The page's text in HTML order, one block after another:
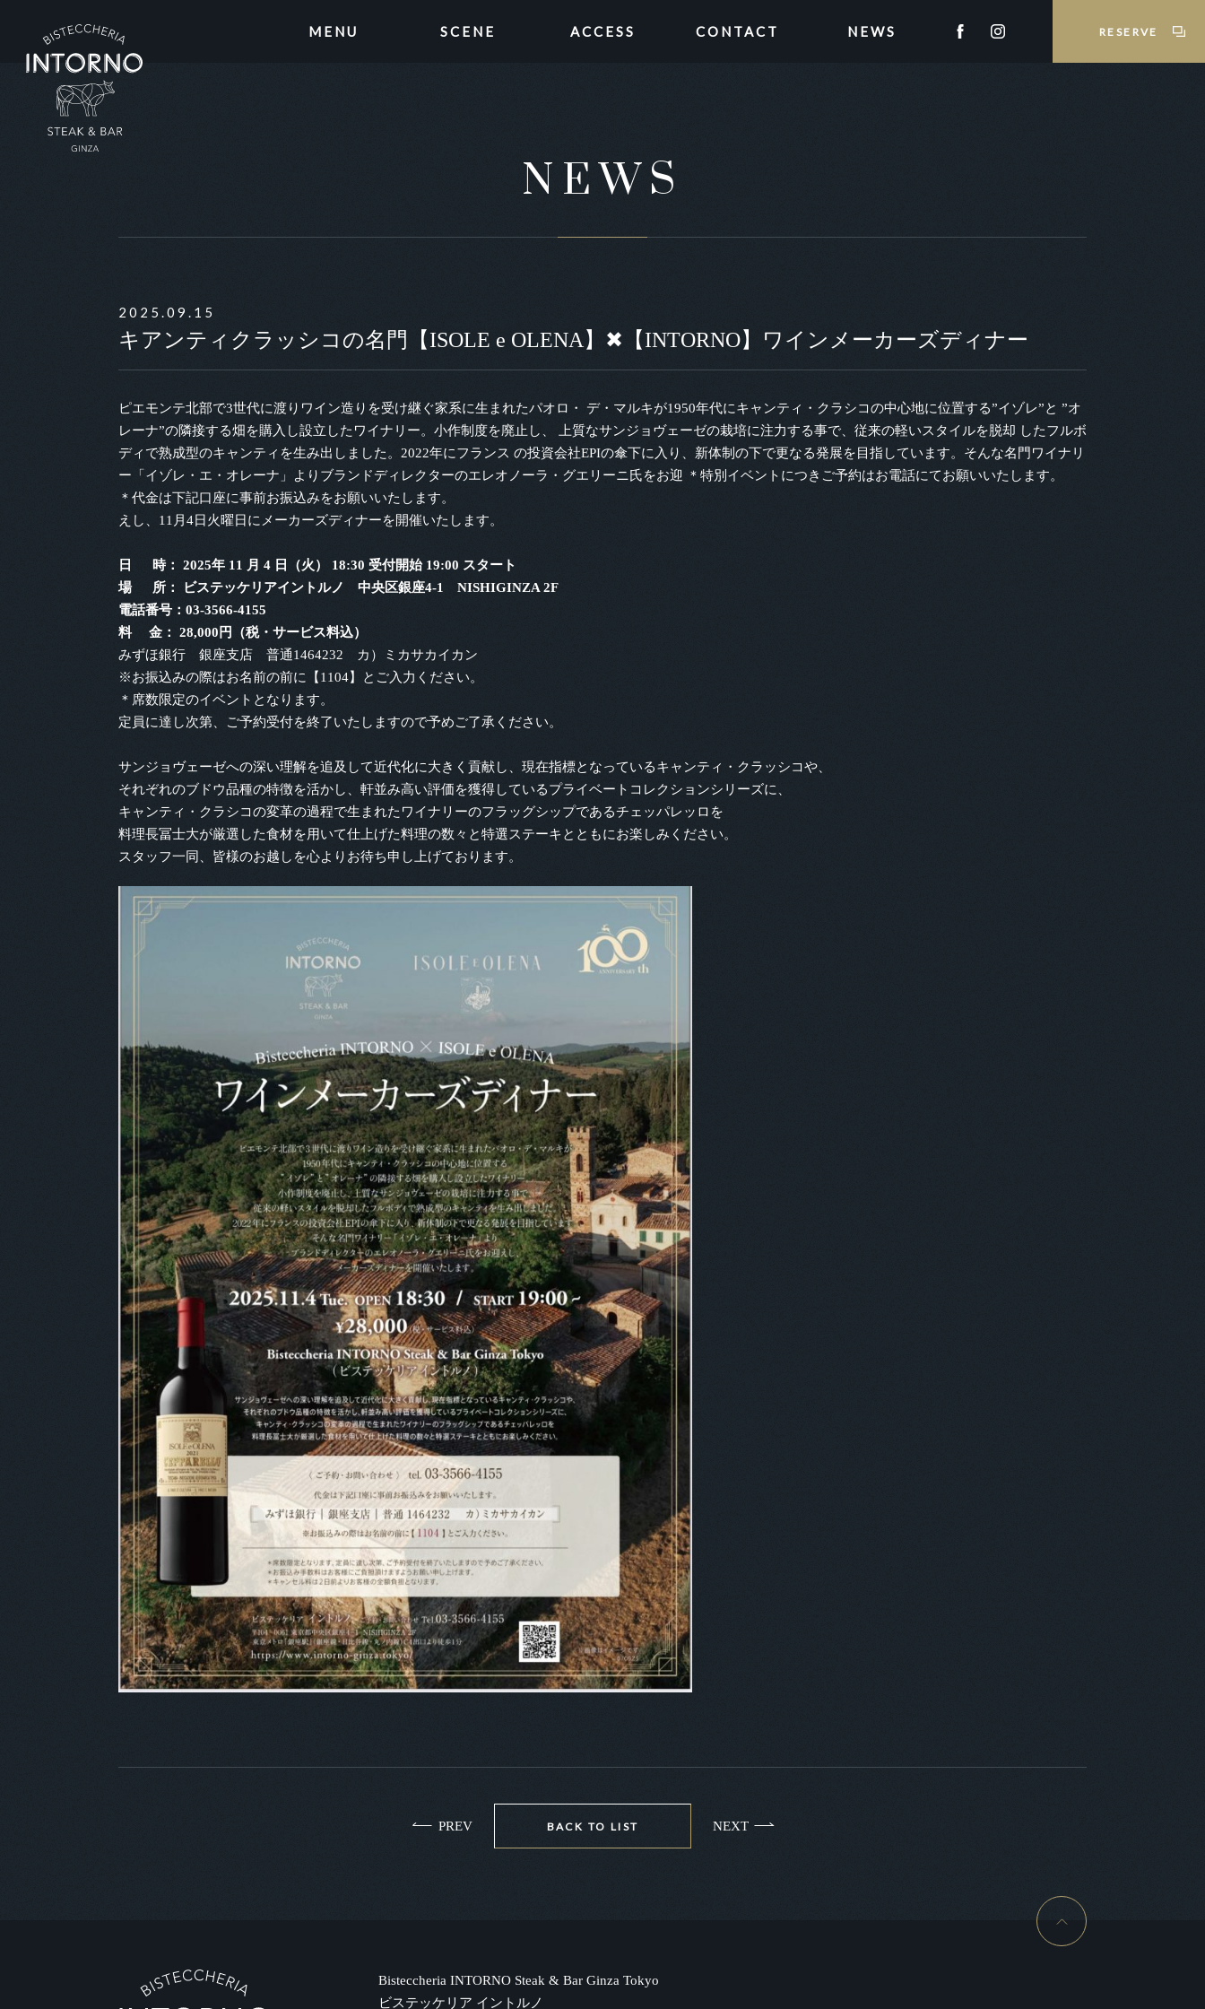
MENU SCENE ACCESS CONTACT NEWS RESERVE
NEWS
2025.09.15
キアンティクラッシコの名門【ISOLE e OLENA】✖【INTORNO】ワインメーカーズディナー
ピエモンテ北部で3世代に渡りワイン造りを受け継ぐ家系に生まれたパオロ・ デ・マルキが1950年代にキャンティ・クラシコの中心地に位置する”イゾレ”と ”オ
レーナ”の隣接する畑を購入し設立したワイナリー。小作制度を廃止し、 上質なサンジョヴェーゼの栽培に注力する事で、従来の軽いスタイルを脱却 したフルボ
ディで熟成型のキャンティを生み出しました。2022年にフランス の投資会社EPIの傘下に入り、新体制の下で更なる発展を目指しています。そんな名門ワイナリ
ー「イゾレ・エ・オレーナ」よりブランドディレクターのエレオノーラ・グエリーニ氏をお迎 ＊特別イベントにつきご予約はお電話にてお願いいたします。
＊代金は下記口座に事前お振込みをお願いいたします。
えし、11月4日火曜日にメーカーズディナーを開催いたします。
日 時： 2025年 11 月 4 日（火） 18:30 受付開始 19:00 スタート
場 所： ビステッケリアイントルノ 中央区銀座4-1 NISHIGINZA 2F
電話番号：03-3566-4155
料 金： 28,000円（税・サービス料込）
みずほ銀行 銀座支店 普通1464232 カ）ミカサカイカン
※お振込みの際はお名前の前に【1104】とご入力ください。
＊席数限定のイベントとなります。
定員に達し次第、ご予約受付を終了いたしますので予めご了承ください。
サンジョヴェーゼへの深い理解を追及して近代化に大きく貢献し、現在指標となっているキャンティ・クラッシコや、
それぞれのブドウ品種の特徴を活かし、軒並み高い評価を獲得しているプライベートコレクションシリーズに、
キャンティ・クラシコの変革の過程で生まれたワイナリーのフラッグシップであるチェッパレッロを
料理長冨士大が厳選した食材を用いて仕上げた料理の数々と特選ステーキとともにお楽しみください。
スタッフ一同、皆様のお越しを心よりお待ち申し上げております。
PREV BACK TO LIST NEXT
Bisteccheria INTORNO Steak & Bar Ginza Tokyo
ビステッケリア イントルノ